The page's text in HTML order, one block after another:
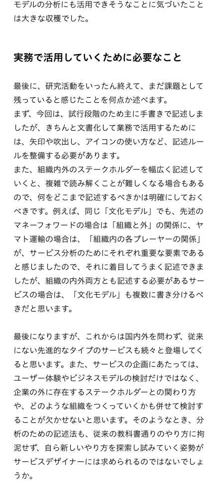
モデルの分析にも活用できそうなことに気づいたこと
は大きな収穫でした。
実務で活用していくために必要なこと
最後に、研究活動をいったん終えて、まだ課題として
残っていると感じたことを何点か述べます。
まず、今回は、試行段階のため主に手書きで記述しま
したが、きちんと文書化して業務で活用するために
は、矢印や吹出し、アイコンの使い方など、記述ルー
ルを整備する必要があります。
また、組織内外のステークホルダーを幅広く記述して
いくと、複雑で読み解くことが難しくなる場合もある
ので、何をどこまで記述するべきかは明確にしておく
べきです。例えば、同じ「文化モデル」でも、先述の
マネーフォワードの場合は「組織と外」の関係に、ヤ
マト運輸の場合は、「組織内の各プレーヤーの関係」
が、サービス分析のためにそれぞれ重要な要素である
と感じましたので、それに着目してうまく記述できま
したが、組織の内外両方とも記述する必要があるサー
ビスの場合は、「文化モデル」も複数に書き分けるべ
きだと思います。
最後になりますが、これからは国内外を問わず、従来
にない先進的なタイプのサービスも続々と登場してく
ると思います。また、サービスの企画にあたっては、
ユーザー体験やビジネスモデルの検討だけではなく、
企業の外に存在するステークホルダーとの関わり方
や、どのような組織をつくっていくかも併せて検討す
ることが欠かせないと思います。そのようなとき、分
析のための記述法も、従来の教科書通りのやり方に拘
泥せず、自ら新しいやり方を探索し試みていく姿勢が
サービスデザイナーには求められるのではないでしょ
うか。